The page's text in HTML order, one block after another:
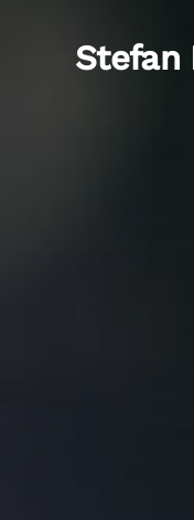
Stefan